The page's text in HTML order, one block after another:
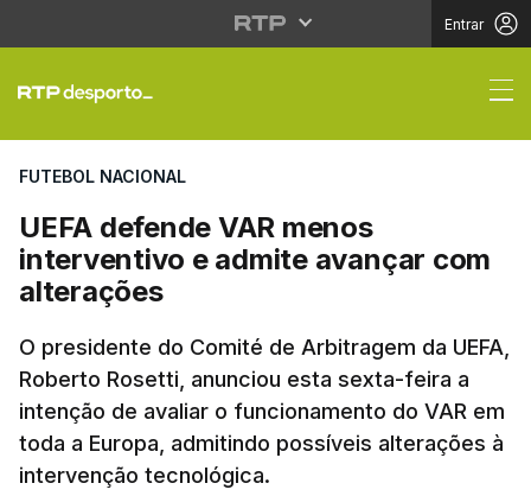
Entrar
UEFA defende VAR
FUTEBOL NACIONAL
UEFA defende VAR menos
interventivo e admite avançar com
alterações
O presidente do Comité de Arbitragem da UEFA,
Roberto Rosetti, anunciou esta sexta-feira a
intenção de avaliar o funcionamento do VAR em
toda a Europa, admitindo possíveis alterações à
intervenção tecnológica.